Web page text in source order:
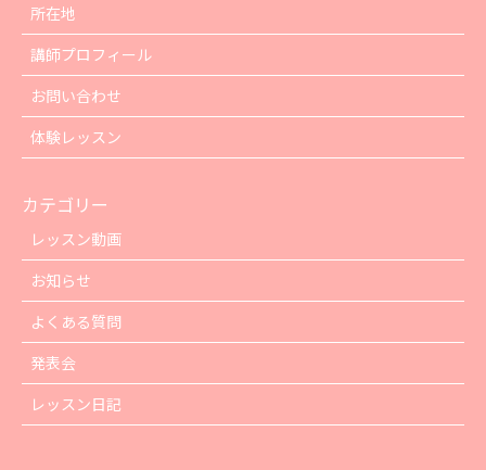
所在地
講師プロフィール
お問い合わせ
体験レッスン
カテゴリー
レッスン動画
お知らせ
よくある質問
発表会
レッスン日記